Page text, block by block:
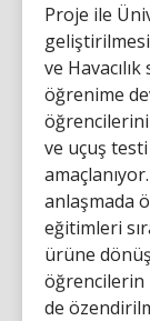
Proje ile
ve
öğrenime
ve uçuş
anlaşmada
eğitimleri
ürüne
öğrencilerin
de